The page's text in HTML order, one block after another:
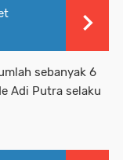
sebanyak 6
Adi Putra selaku